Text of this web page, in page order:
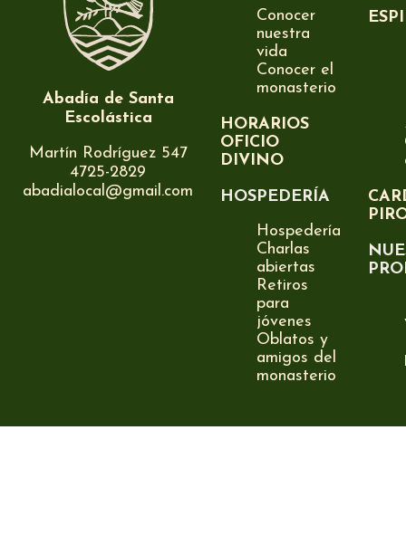
Abadía de Santa
Escolástica
Martín Rodríguez 547
4725-2829
abadialocal@gmail.com
Conocer
nuestra
vida
Conocer el
monasterio
HORARIOS
OFICIO
DIVINO
HOSPEDERÍA
Hospedería
Charlas
abiertas
Retiros
para
jóvenes
Oblatos y
amigos del
monasterio